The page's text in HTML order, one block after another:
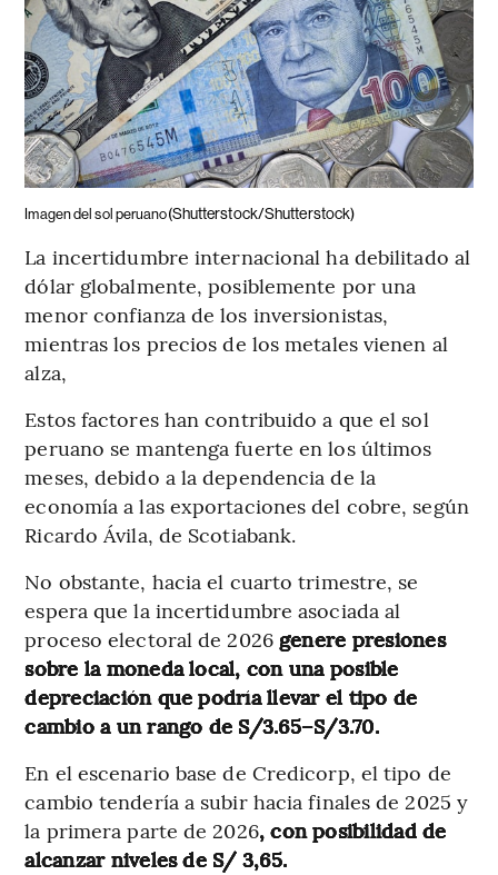
Imagen del sol peruano(Shutterstock/Shutterstock)
La incertidumbre internacional ha debilitado al
dólar globalmente, posiblemente por una
menor confianza de los inversionistas,
mientras los precios de los metales vienen al
alza,
Estos factores han contribuido a que el sol
peruano se mantenga fuerte en los últimos
meses, debido a la dependencia de la
economía a las exportaciones del cobre, según
Ricardo Ávila, de Scotiabank.
No obstante, hacia el cuarto trimestre, se
espera que la incertidumbre asociada al
proceso electoral de 2026 genere presiones
sobre la moneda local, con una posible
depreciación que podría llevar el tipo de
cambio a un rango de S/3.65–S/3.70.
En el escenario base de Credicorp, el tipo de
cambio tendería a subir hacia finales de 2025 y
la primera parte de 2026, con posibilidad de
alcanzar niveles de S/ 3,65.